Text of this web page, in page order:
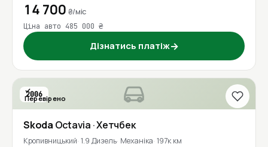
14 700 ₴/міс
Ціна авто 485 000 ₴
Дізнатись платіж→
2006
Перевірено
Skoda Octavia · Хетчбек
Кропивницький 1.9 Дизель Механіка 197к км